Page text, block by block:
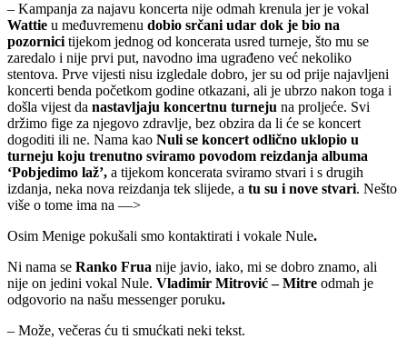
– Kampanja za najavu koncerta nije odmah krenula jer je vokal
Wattie u međuvremenu dobio srčani udar dok je bio na
pozornicitijekom jednog od koncerata usred turneje, što mu se
zaredalo i nije prvi put, navodno ima ugrađeno već nekoliko
stentova. Prve vijesti nisu izgledale dobro, jer su od prije najavljeni
koncerti benda početkom godine otkazani, ali je ubrzo nakon toga i
došla vijest da nastavljaju koncertnu turneju na proljeće. Svi
držimo fige za njegovo zdravlje, bez obzira da li će se koncert
dogoditi ili ne. Nama kao Nuli se koncert odlično uklopio u
turneju koju trenutno sviramo povodom reizdanja albuma
‘Pobjedimo laž’, a tijekom koncerata sviramo stvari i s drugih
izdanja, neka nova reizdanja tek slijede, a tu su i nove stvari. Nešto
više o tome ima na —>
Osim Menige pokušali smo kontaktirati i vokale Nule.
Ni nama se Ranko Frua nije javio, iako, mi se dobro znamo, ali
nije on jedini vokal Nule. Vladimir Mitrović – Mitre odmah je
odgovorio na našu messenger poruku.
– Može, večeras ću ti smućkati neki tekst.